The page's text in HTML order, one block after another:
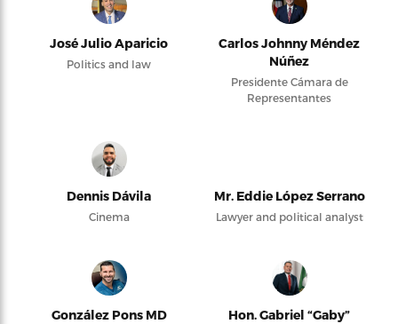
José Julio Aparicio
Politics and law
Carlos Johnny Méndez
Núñez
Presidente Cámara de
Representantes
Dennis Dávila
Cinema
Mr. Eddie López Serrano
Lawyer and political analyst
González Pons MD
Hon. Gabriel “Gaby”